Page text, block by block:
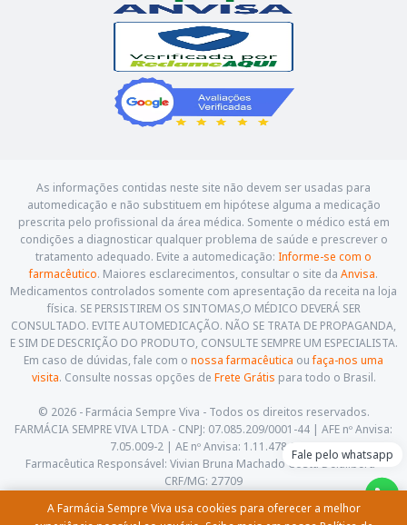
Fale pelo whatsapp
As informações contidas neste site não devem ser usadas para
automedicação e não substituem em hipótese alguma a medicação
prescrita pelo profissional da área médica. Somente o médico está em
condições a diagnosticar qualquer problema de saúde e prescrever o
tratamento adequado. Evite a automedicação: Informe-se com o
farmacêutico. Maiores esclarecimentos, consultar o site da Anvisa.
Medicamentos controlados somente com apresentação da receita na loja
física. SE PERSISTIREM OS SINTOMAS,O MÉDICO DEVERÁ SER
CONSULTADO. EVITE AUTOMEDICAÇÃO. NÃO SE TRATA DE PROPAGANDA,
E SIM DE DESCRIÇÃO DO PRODUTO, CONSULTE SEMPRE UM ESPECIALISTA.
Em caso de dúvidas, fale com o nossa farmacêutica oufaça-nos uma
visita. Consulte nossas opções de Frete Grátis para todo o Brasil.
© 2026 - Farmácia Sempre Viva - Todos os direitos reservados.
FARMÁCIA SEMPRE VIVA LTDA - CNPJ: 07.085.209/0001-44 | AFE nº Anvisa:
7.05.009-2 | AE nº Anvisa: 1.11.478-5
Farmacêutica Responsável: Vivian Bruna Machado Costa Delalibera -
CRF/MG: 27709
(35) 3622-5658 | contato@farmaciasempreviva.com.br
A Farmácia Sempre Viva usa cookies para oferecer a melhor